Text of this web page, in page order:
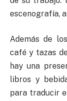
escenografía,
Además de
café y tazas
hay una
libros y
para traducir